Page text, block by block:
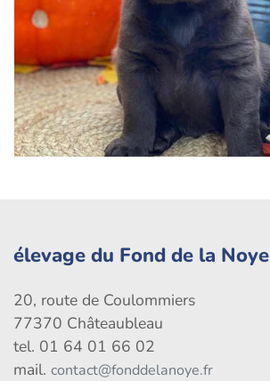
élevage du Fond de la Noye
20, route de Coulommiers
77370 Châteaubleau
tel. 01 64 01 66 02
mail. contact@fonddelanoye.fr